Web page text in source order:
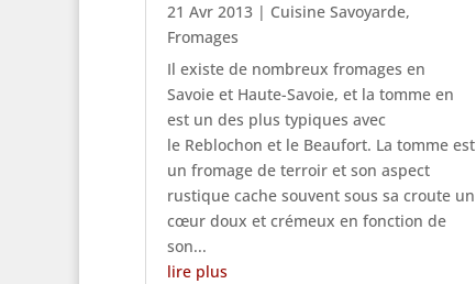
21 Avr 2013 | Cuisine Savoyarde,
Fromages
Il existe de nombreux fromages en
Savoie et Haute-Savoie, et la tomme en
est un des plus typiques avec
le Reblochon et le Beaufort. La tomme est
un fromage de terroir et son aspect
rustique cache souvent sous sa croute un
cœur doux et crémeux en fonction de
son...
lire plus